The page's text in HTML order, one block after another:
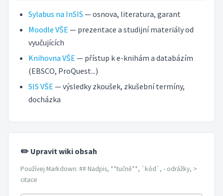
Sylabus na InSIS — osnova, literatura, garant
Moodle VŠE — prezentace a studijní materiály od
vyučujících
Knihovna VŠE — přístup k e-knihám a databázím
(EBSCO, ProQuest...)
SIS VŠE — výsledky zkoušek, zkušební termíny,
docházka
✏️ Upravit wiki obsah
Používej Markdown: ## Nadpis, **tučně**, `kód`, - odrážky, >
citace